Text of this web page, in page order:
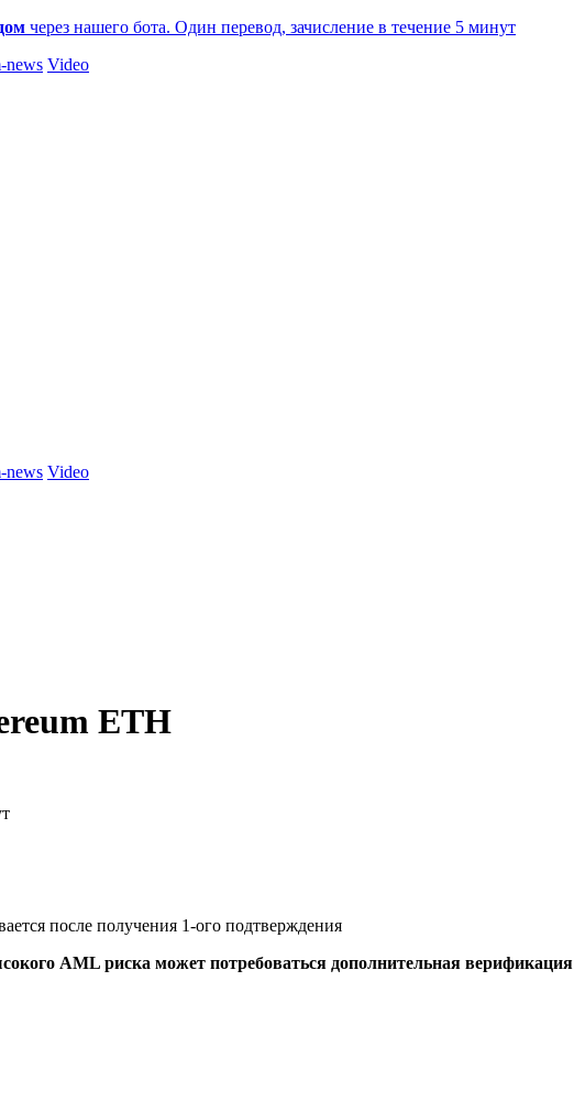
через нашего бота. Один перевод, зачисление в течение 5 минут
news Video
news Video
ETH
после получения 1-ого подтверждения
AML риска может потребоваться дополнительная верификация